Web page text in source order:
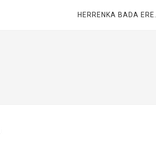
HERRENKA BADA ERE…